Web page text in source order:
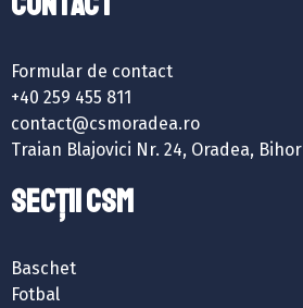
Formular de contact
+40 259 455 811
contact@csmoradea.ro
Traian Blajovici Nr. 24, Oradea, Bihor
SECȚII CSM
Baschet
Fotbal